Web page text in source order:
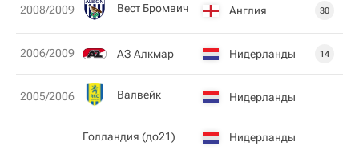
2008/2009 Вест Бромвич Англия 30
2006/2009 АЗ Алкмар Нидерланды 14
2005/2006 Валвейк Нидерланды
Голландия (до21) Нидерланды